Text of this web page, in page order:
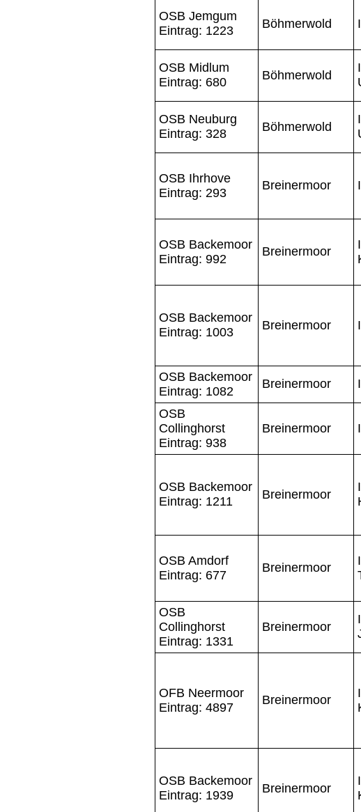
OSB Jemgum
Eintrag: 1223
Böhmerwold
OSB Midlum
Eintrag: 680
Böhmerwold
OSB Neuburg
Eintrag: 328
Böhmerwold
OSB Ihrhove
Eintrag: 293
Breinermoor
OSB Backemoor
Eintrag: 992
Breinermoor
OSB Backemoor
Eintrag: 1003
Breinermoor
OSB Backemoor
Eintrag: 1082
Breinermoor
OSB
Collinghorst
Eintrag: 938
Breinermoor
OSB Backemoor
Eintrag: 1211
Breinermoor
OSB Amdorf
Eintrag: 677
Breinermoor
OSB
Collinghorst
Eintrag: 1331
Breinermoor
OFB Neermoor
Eintrag: 4897
Breinermoor
OSB Backemoor
Eintrag: 1939
Breinermoor